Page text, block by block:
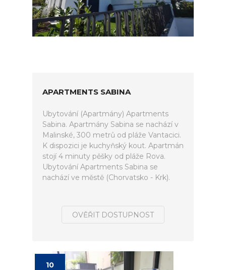
APARTMENTS SABINA
Ubytování (Apartmány) Apartments
Sabina. Apartmány Sabina se nachází v
Malinské, 300 metrů od pláže Vantacici.
K dispozici je kuchyňský kout. Apartmán
stojí 4 minuty pěšky od pláže Rova.
Ubytování Apartments Sabina se
nachází ve městě (Chorvatsko - Krk).
OVĚŘIT DOSTUPNOST
10